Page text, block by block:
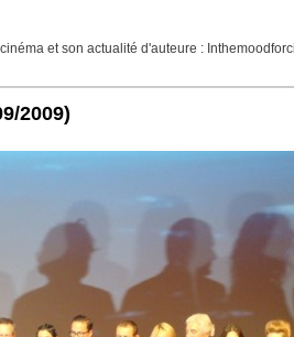
et son actualité d'auteure :
2009)